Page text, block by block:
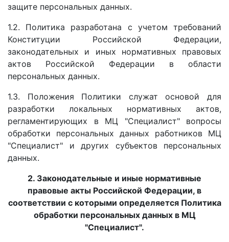
защите персональных данных.
1.2. Политика разработана с учетом требований
Конституции Российской Федерации,
законодательных и иных нормативных правовых
актов Российской Федерации в области
персональных данных.
1.3. Положения Политики служат основой для
разработки локальных нормативных актов,
регламентирующих в МЦ "Специалист" вопросы
обработки персональных данных работников МЦ
"Специалист" и других субъектов персональных
данных.
2. Законодательные и иные нормативные
правовые акты Российской Федерации, в
соответствии с которыми определяется Политика
обработки персональных данных в МЦ
"Специалист".